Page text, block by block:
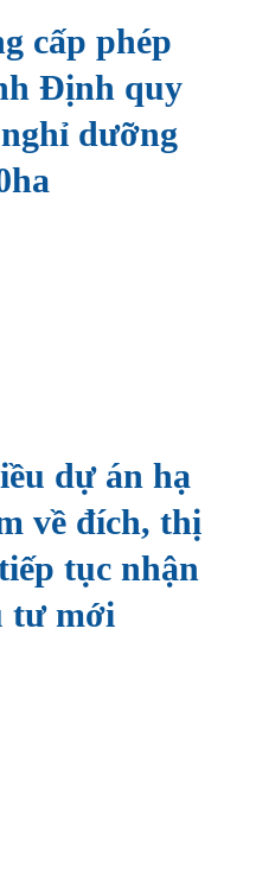
cấp phép
Định quy
dưỡng
dự án hạ
về đích, thị
tục nhận
tư mới